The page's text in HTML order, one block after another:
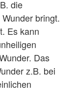
die
bringt.
Es kann
Das
z.B. bei